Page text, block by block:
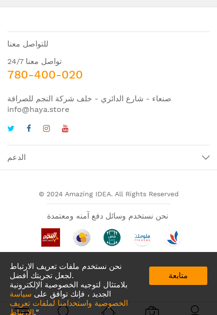
نحن نستخدم ملفات تعريف الارتباط
لجعل تجربتك أفضل.
بلامتثال لتوجيه الخصوصية الإلكترونية
الجديد ، فإنك توافق على سياسة
الخصوصية واستخدامنا لملفات تعريف
الارتباط."
متابعة
للتواصل معنا
تواصل معنا 24/7
780-400-020
صنعاء - شارع الدائري - خلف شركة النجم للصرافة
info@haya.store
الدعم
© 2024 Amazing IDEA. All Rights Reserved
تطبيقات لدينا في